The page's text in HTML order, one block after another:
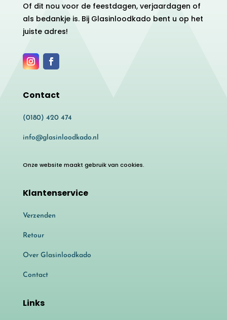
Of dit nou voor de feestdagen, verjaardagen of
als bedankje is. Bij Glasinloodkado bent u op het
juiste adres!
Contact
(0180) 420 474
info@glasinloodkado.nl
Onze website maakt gebruik van cookies.
Klantenservice
Verzenden
Retour
Over Glasinloodkado
Contact
Links